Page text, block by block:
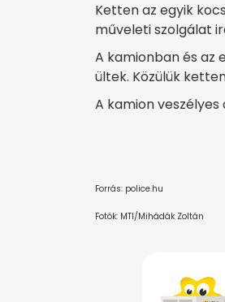
Ketten az egyik
műveleti szolgálat
A kamionban és az
ültek. Közülük
A kamion
Forrás: police.hu
Fotók: MTI/Mihádák Zoltán